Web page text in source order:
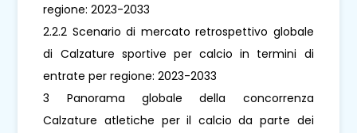
regione: 2023-2033
2.2.2 Scenario di mercato retrospettivo globale
di Calzature sportive per calcio in termini di
entrate per regione: 2023-2033
3 Panorama globale della concorrenza
Calzature atletiche per il calcio da parte dei